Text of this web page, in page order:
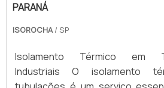
PARANÁ
ISOROCHA/ SP
Isolamento Térmico em
Industriais O isolamento térmico em